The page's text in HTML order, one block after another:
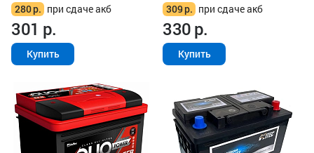
280р. при сдаче акб
301 р.
Купить
309р. при сдаче акб
330р.
Купить